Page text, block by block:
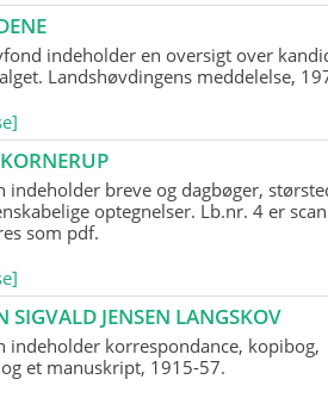
indeholder en oversigt over
Landshøvdingens meddelelse,
indeholder breve og dagbøger,
optegnelser. Lb.nr. 4 er
som pdf.
SIGVALD JENSEN LANGSKOV
indeholder korrespondance, kopibog,
et manuskript, 1915-57.